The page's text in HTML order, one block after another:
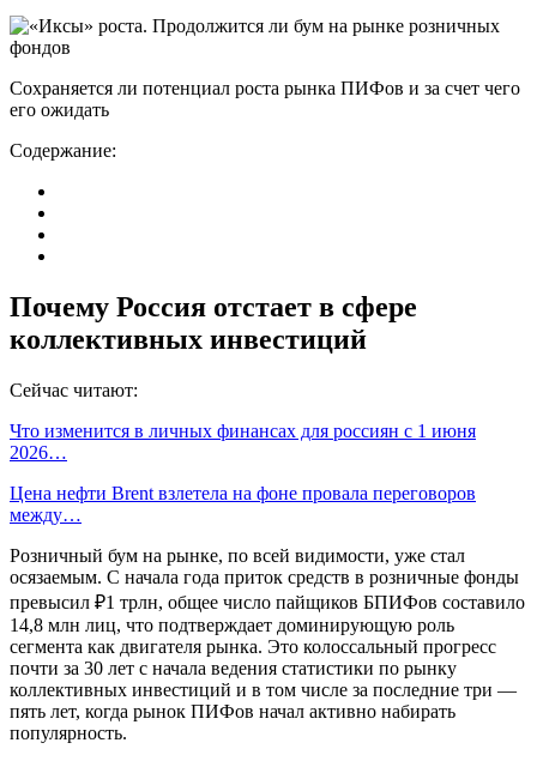
Сохраняется ли потенциал роста рынка ПИФов и за счет чего
его ожидать
Содержание:
Почему Россия отстает в сфере
коллективных инвестиций
Сейчас читают:
Что изменится в личных финансах для россиян с 1 июня
2026…
Цена нефти Brent взлетела на фоне провала переговоров
между…
Розничный бум на рынке, по всей видимости, уже стал
осязаемым. С начала года приток средств в розничные фонды
превысил ₽1 трлн, общее число пайщиков БПИФов составило
14,8 млн лиц, что подтверждает доминирующую роль
сегмента как двигателя рынка. Это колоссальный прогресс
почти за 30 лет с начала ведения статистики по рынку
коллективных инвестиций и в том числе за последние три —
пять лет, когда рынок ПИФов начал активно набирать
популярность.